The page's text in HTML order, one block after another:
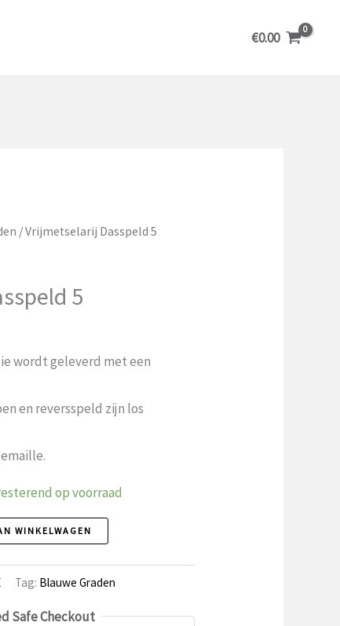
€0.00
/ Vrijmetselarij Dasspeld 5
5
wordt geleverd met een
en reversspeld zijn los
op voorraad
WINKELWAGEN
Tag: Blauwe Graden
Safe Checkout